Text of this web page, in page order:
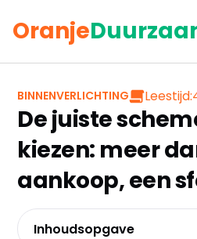
Oranje
BINNENVERLICHTING Leestijd:
De juiste
kiezen: meer
aankoop, een
Inhoudsopgave